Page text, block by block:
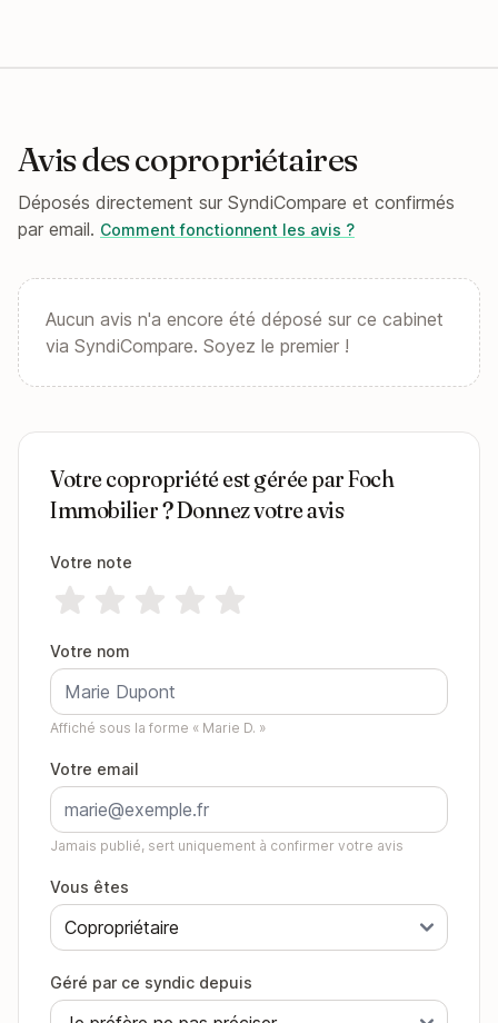
Avis des copropriétaires
Déposés directement sur SyndiCompare et confirmés
par email. Comment fonctionnent les avis ?
Aucun avis n'a encore été déposé sur ce cabinet
via SyndiCompare. Soyez le premier !
Votre copropriété est gérée par Foch
Immobilier ? Donnez votre avis
Votre note
Votre nom
Affiché sous la forme « Marie D. »
Votre email
Jamais publié, sert uniquement à confirmer votre avis
Vous êtes
Géré par ce syndic depuis